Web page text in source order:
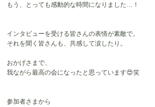
もう、とっても感動的な時間になりました…！
インタビューを受ける皆さんの表情が素敵で。
それを聞く皆さんも、共感して涙したり。
おかげさまで、
我ながら最高の会になったと思っています😍笑
参加者さまから